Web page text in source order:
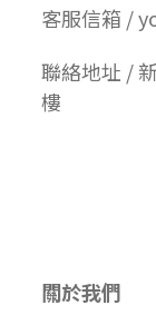
客服信箱 /
聯絡地址 /
樓
關於我們